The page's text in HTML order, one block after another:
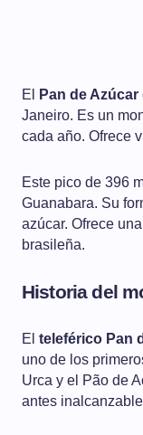
El Pan de Azúcar
Janeiro. Es un
cada año. Ofrece
Este pico de 396
Guanabara. Su
azúcar. Ofrece
brasileña.
Historia del
El teleférico Pan
uno de los
Urca y el Pão de
antes